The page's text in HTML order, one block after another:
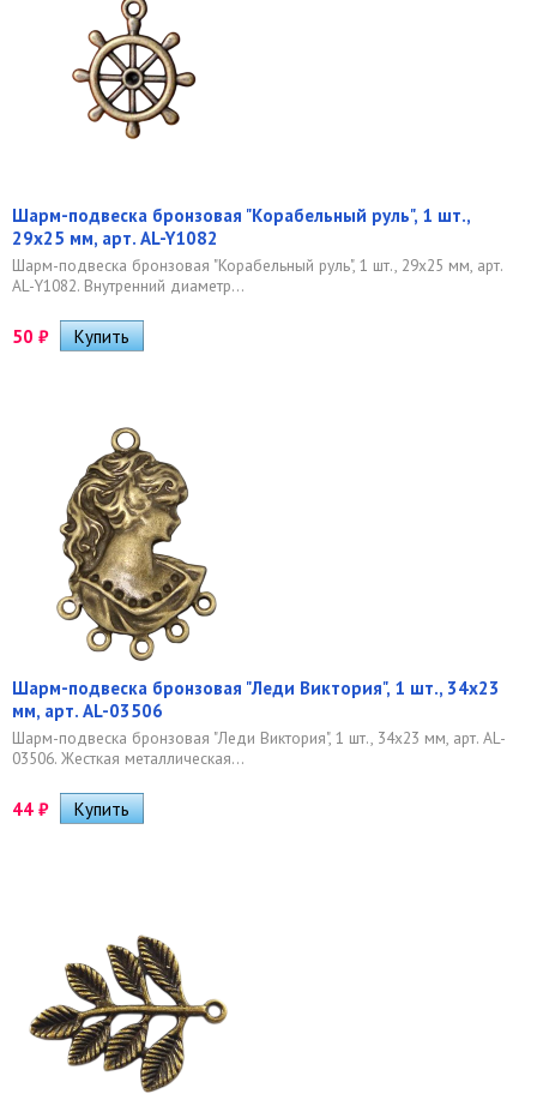
Шарм-подвеска бронзовая "Корабельный руль", 1 шт.,
29х25 мм, арт. AL-Y1082
Шарм-подвеска бронзовая "Корабельный руль", 1 шт., 29х25 мм, арт.
AL-Y1082. Внутренний диаметр...
50 ₽
Шарм-подвеска бронзовая "Леди Виктория", 1 шт., 34х23
мм, арт. AL-03506
Шарм-подвеска бронзовая "Леди Виктория", 1 шт., 34х23 мм, арт. AL-
03506. Жесткая металлическая...
44 ₽